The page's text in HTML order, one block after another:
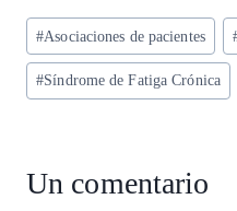
ts
A
p
eg
ra
m
eb
o
o
Etiquetas
de
la
#Asociaciones de pacientes
#Síndrome de Fatiga Crónica
Un comentario